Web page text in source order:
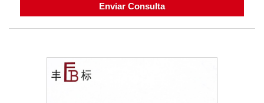
Enviar Consulta